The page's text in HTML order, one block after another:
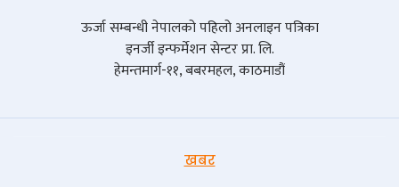
ऊर्जा सम्बन्धी नेपालको पहिलो अनलाइन पत्रिका
इनर्जी इन्फर्मेशन सेन्टर प्रा. लि.
हेमन्तमार्ग-११, बबरमहल, काठमाडौं
खबर